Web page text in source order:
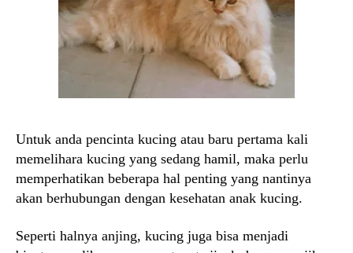
Untuk anda pencinta kucing atau baru pertama kali
memelihara kucing yang sedang hamil, maka perlu
memperhatikan beberapa hal penting yang nantinya
akan berhubungan dengan kesehatan anak kucing.
Seperti halnya anjing, kucing juga bisa menjadi